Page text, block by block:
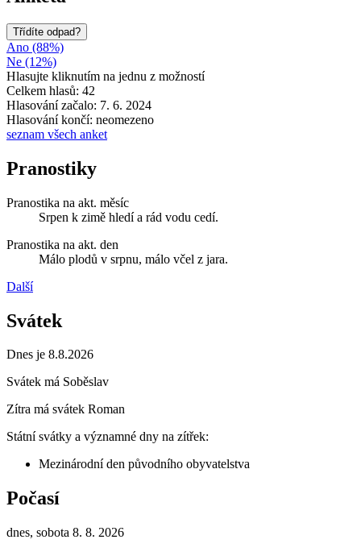
Třídíte odpad?
Ano (88%)
Ne (12%)
Hlasujte kliknutím na jednu z možností
Celkem hlasů: 42
Hlasování začalo: 7. 6. 2024
Hlasování končí: neomezeno
seznam všech anket
Pranostiky
Pranostika na akt. měsíc
Srpen k zimě hledí a rád vodu cedí.
Pranostika na akt. den
Málo plodů v srpnu, málo včel z jara.
Další
Svátek
Dnes je 8.8.2026
Svátek má Soběslav
Zítra má svátek Roman
Státní svátky a významné dny na zítřek:
Mezinárodní den původního obyvatelstva
Počasí
dnes, sobota 8. 8. 2026